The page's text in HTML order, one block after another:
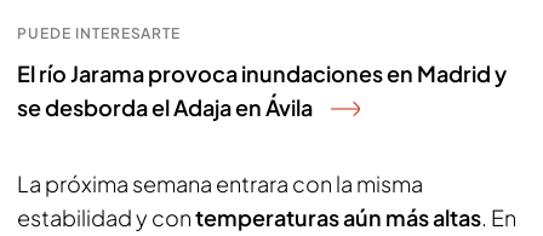
PUEDE INTERESARTE
El río Jarama provoca inundaciones en Madrid y
se desborda el Adaja en Ávila
La próxima semana entrara con la misma
estabilidad y contemperaturas aún más altas. En